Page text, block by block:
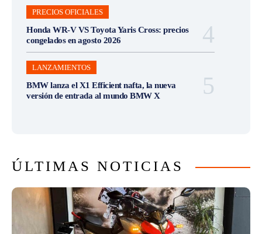
PRECIOS OFICIALES
Honda WR-V VS Toyota Yaris Cross: precios
congelados en agosto 2026
LANZAMIENTOS
BMW lanza el X1 Efficient nafta, la nueva
versión de entrada al mundo BMW X
ÚLTIMAS NOTICIAS